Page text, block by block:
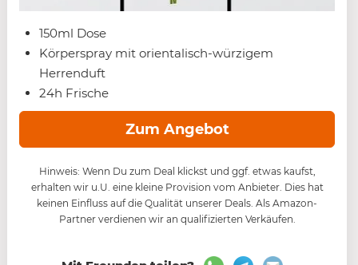
150ml Dose
Körperspray mit orientalisch-würzigem
Herrenduft
24h Frische
Zum Angebot
Hinweis: Wenn Du zum Deal klickst und ggf. etwas kaufst,
erhalten wir u.U. eine kleine Provision vom Anbieter. Dies hat
keinen Einfluss auf die Qualität unserer Deals. Als Amazon-
Partner verdienen wir an qualifizierten Verkäufen.